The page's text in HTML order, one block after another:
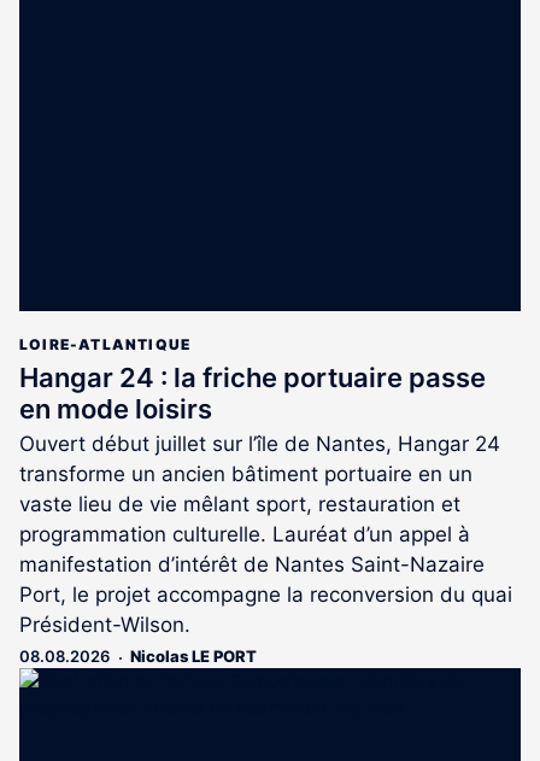
LOIRE-ATLANTIQUE
Hangar 24 : la friche portuaire passe
en mode loisirs
Ouvert début juillet sur l’île de Nantes, Hangar 24
transforme un ancien bâtiment portuaire en un
vaste lieu de vie mêlant sport, restauration et
programmation culturelle. Lauréat d’un appel à
manifestation d’intérêt de Nantes Saint-Nazaire
Port, le projet accompagne la reconversion du quai
Président-Wilson.
08.08.2026 Nicolas LE PORT